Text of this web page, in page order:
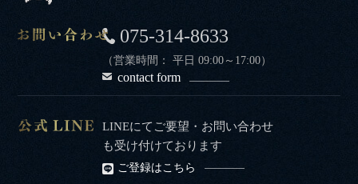
075-314-8633
（営業時間： 平日 09:00～17:00）
contact form
LINEにてご要望・お問い合わせ
も受け付けております
ご登録はこちら